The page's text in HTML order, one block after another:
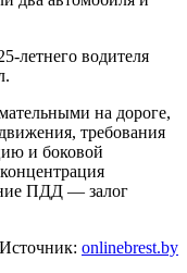
летнего водителя
на дороге,
требования
и боковой
ПДД — залог
Источник: onlinebrest.by